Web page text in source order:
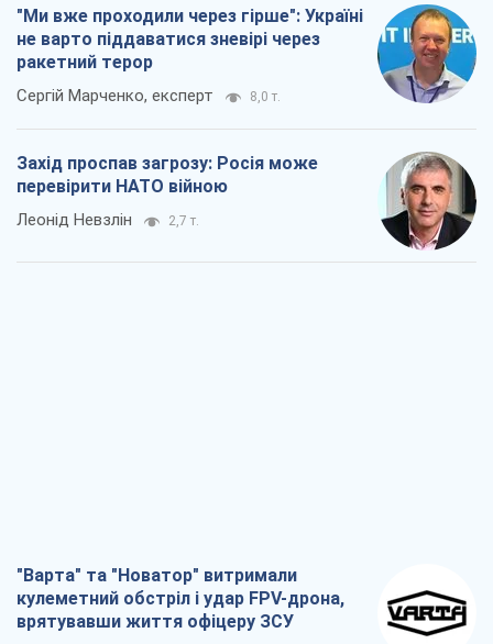
"Ми вже проходили через гірше": Україні
не варто піддаватися зневірі через
ракетний терор
Сергій Марченко, експерт 8,0 т.
Захід проспав загрозу: Росія може
перевірити НАТО війною
Леонід Невзлін 2,7 т.
"Варта" та "Новатор" витримали
кулеметний обстріл і удар FPV-дрона,
врятувавши життя офіцеру ЗСУ